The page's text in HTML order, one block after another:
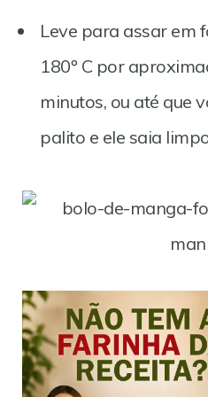
Leve para assar em
180º C por
minutos, ou até que
palito e ele saia